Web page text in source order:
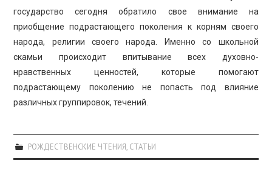
государство сегодня обратило свое внимание на
приобщение подрастающего поколения к корням своего
народа, религии своего народа. Именно со школьной
скамьи происходит впитывание всех духовно-
нравственных ценностей, которые помогают
подрастающему поколению не попасть под влияние
различных группировок, течений.
РОЖДЕСТВЕНСКИЕ ЧТЕНИЯ СТАТЬИ